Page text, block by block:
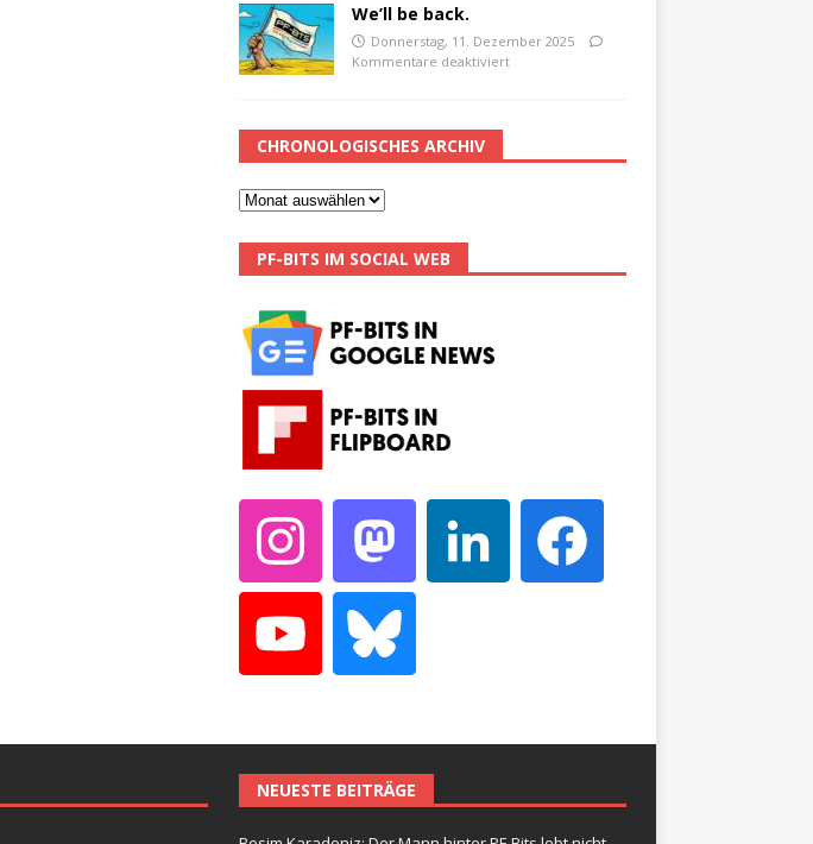
We’ll be back.
Donnerstag, 11. Dezember 2025
Kommentare deaktiviert
CHRONOLOGISCHES ARCHIV
PF-BITS IM SOCIAL WEB
NEUESTE BEITRÄGE